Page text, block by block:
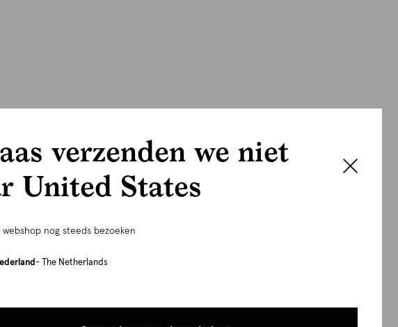
verzenden we niet
United States
nog steeds bezoeken
- The Netherlands